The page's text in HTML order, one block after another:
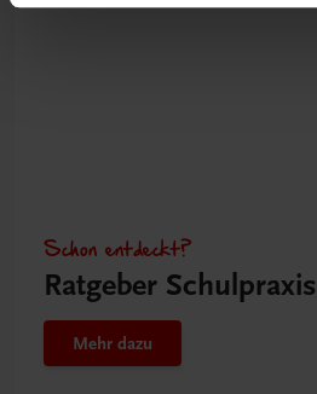
Schon entdeckt?
Ratgeber Schulpraxis
Mehr dazu